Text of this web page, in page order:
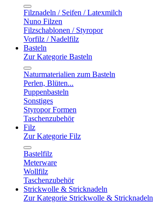
Filznadeln / Seifen / Latexmilch
Nuno Filzen
Filzschablonen / Styropor
Vorfilz / Nadelfilz
Basteln
Zur Kategorie Basteln
Naturmaterialien zum Basteln
Perlen, Blüten...
Puppenbasteln
Sonstiges
Styropor Formen
Taschenzubehör
Filz
Zur Kategorie Filz
Bastelfilz
Meterware
Wollfilz
Taschenzubehör
Strickwolle & Stricknadeln
Zur Kategorie Strickwolle & Stricknadeln